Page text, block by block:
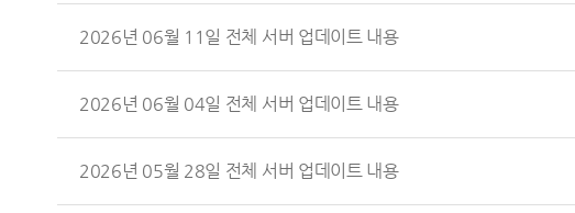
2026년 06월 11일 전체 서버 업데이트 내용
2026년 06월 04일 전체 서버 업데이트 내용
2026년 05월 28일 전체 서버 업데이트 내용